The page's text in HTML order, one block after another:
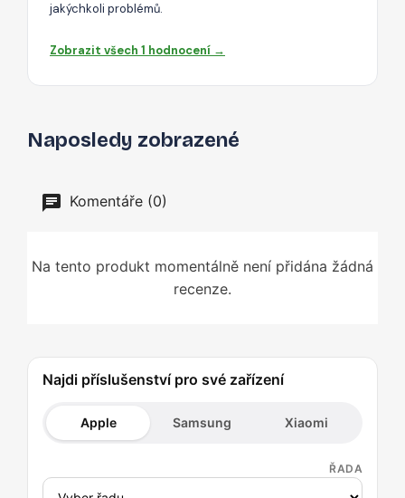
jakýchkoli problémů.
Zobrazit všech 1 hodnocení →
Naposledy zobrazené
Komentáře (0)
Na tento produkt momentálně není přidána žádná
recenze.
Najdi příslušenství pro své zařízení
Apple Samsung Xiaomi
ŘADA